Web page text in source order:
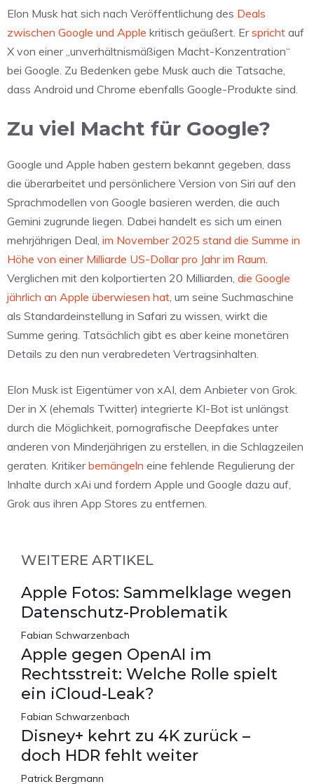
Elon Musk hat sich nach Veröffentlichung des Deals
zwischen Google und Apple kritisch geäußert. Erspricht auf
X von einer „unverhältnismäßigen Macht-Konzentration“
bei Google. Zu Bedenken gebe Musk auch die Tatsache,
dass Android und Chrome ebenfalls Google-Produkte sind.
Zu viel Macht für Google?
Google und Apple haben gestern bekannt gegeben, dass
die überarbeitet und persönlichere Version von Siri auf den
Sprachmodellen von Google basieren werden, die auch
Gemini zugrunde liegen. Dabei handelt es sich um einen
mehrjährigen Deal, im November 2025 stand die Summe in
Höhe von einer Milliarde US-Dollar pro Jahr im Raum.
Verglichen mit den kolportierten 20 Milliarden, die Google
jährlich an Apple überwiesen hat, um seine Suchmaschine
als Standardeinstellung in Safari zu wissen, wirkt die
Summe gering. Tatsächlich gibt es aber keine monetären
Details zu den nun verabredeten Vertragsinhalten.
Elon Musk ist Eigentümer von xAI, dem Anbieter von Grok.
Der in X (ehemals Twitter) integrierte KI-Bot ist unlängst
durch die Möglichkeit, pornografische Deepfakes unter
anderen von Minderjährigen zu erstellen, in die Schlagzeilen
geraten. Kritikerbemängeln eine fehlende Regulierung der
Inhalte durch xAi und fordern Apple und Google dazu auf,
Grok aus ihren App Stores zu entfernen.
WEITERE ARTIKEL
Apple Fotos: Sammelklage wegen
Datenschutz-Problematik
Fabian Schwarzenbach
Apple gegen OpenAI im
Rechtsstreit: Welche Rolle spielt
ein iCloud-Leak?
Fabian Schwarzenbach
Disney+ kehrt zu 4K zurück –
doch HDR fehlt weiter
Patrick Bergmann